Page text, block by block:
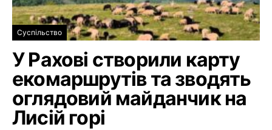
Суспільство
У Рахові створили карту
екомаршрутів та зводять
оглядовий майданчик на
Лисій горі